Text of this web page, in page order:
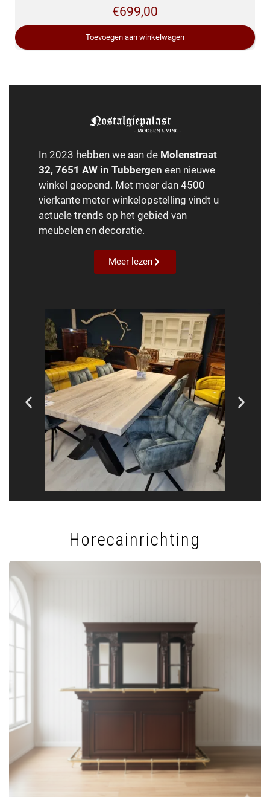
€699,00
Toevoegen aan winkelwagen
In 2023 hebben we aan de Molenstraat
32, 7651 AW in Tubbergen een nieuwe
winkel geopend. Met meer dan 4500
vierkante meter winkelopstelling vindt u
actuele trends op het gebied van
meubelen en decoratie.
Meer lezen
Horecainrichting